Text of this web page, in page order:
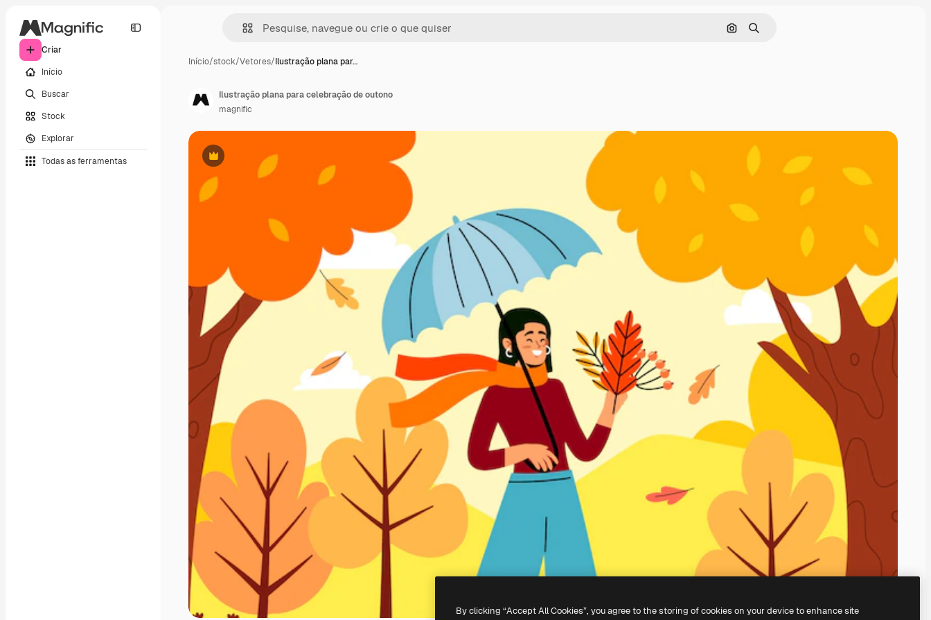
Criar
Início
Buscar
Stock
Explorar
Todas as ferramentas
Pesquisar por imagem
Buscar
Início/stock/Vetores/Ilustração plana par…
Premium
Ilustração plana para celebração de outono
magnific
By clicking “Accept All Cookies”, you agree to the storing of cookies on your device to enhance site